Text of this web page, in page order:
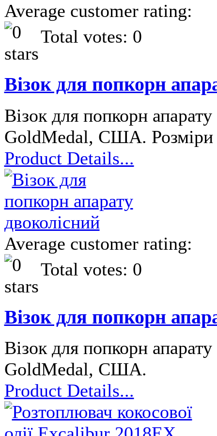
Average customer rating:
Total votes: 0
Візок для попкорн
Візок для попкорн
GoldMedal, США. Розміри
Product Details...
Average customer rating:
Total votes: 0
Візок для попкорн
Візок для попкорн
GoldMedal, США.
Product Details...